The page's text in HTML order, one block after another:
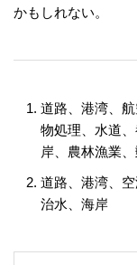
かもしれない。
道路、港湾、
物処理、水道
岸、農林漁業
道路、港湾、
治水、海岸